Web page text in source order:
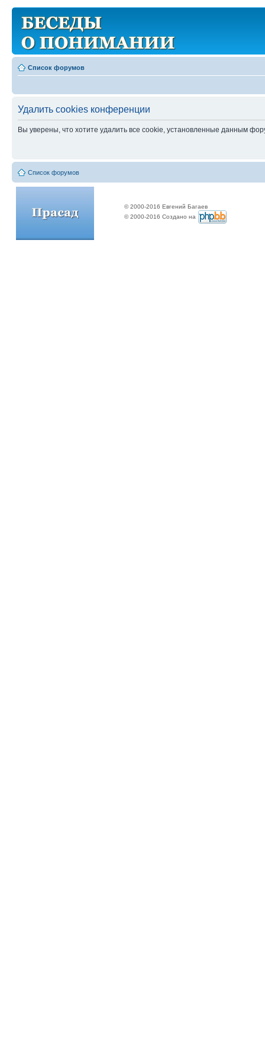
Список форумов
Удалить cookies конференции
Вы уверены, что хотите удалить все cookie, установленные данным
Список форумов
© 2000-2016 Евгений Багаев
© 2000-2016 Создано на